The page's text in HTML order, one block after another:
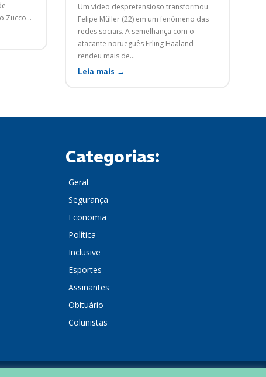
Zucco...
Um vídeo despretensioso transformou
Felipe Müller (22) em um fenômeno das
redes sociais. A semelhança com o
atacante norueguês Erling Haaland
rendeu mais de...
Leia mais →
Categorias:
Geral
Segurança
Economia
Política
Inclusive
Esportes
Assinantes
Obituário
Colunistas